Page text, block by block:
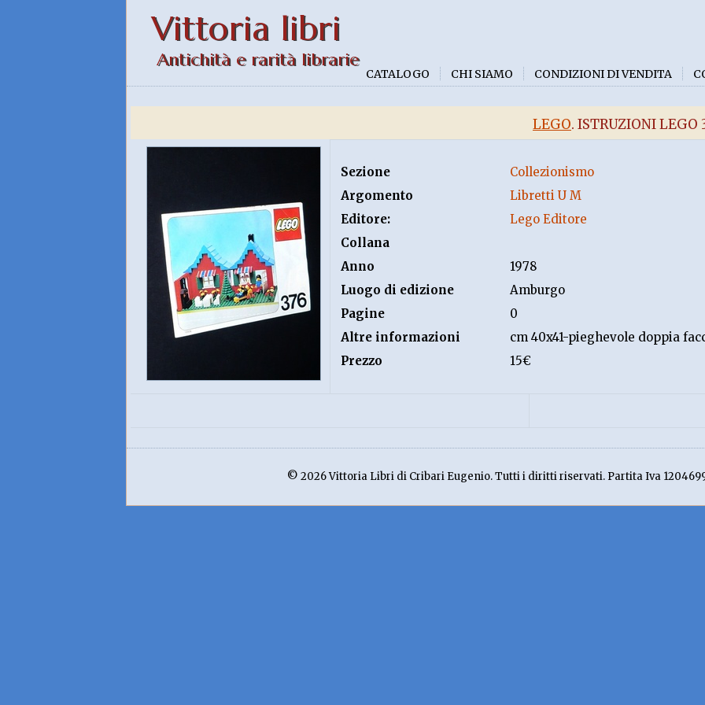
Vittoria libri
Antichità e rarità librarie
CATALOGO CHI SIAMO CONDIZIONI DI VENDITA
LEGO. ISTRUZIONI LEGO
Sezione
Collezionismo
Argomento
Libretti U M
Editore:
Lego Editore
Collana
Anno
1978
Luogo di edizione
Amburgo
Pagine
0
Altre informazioni
cm 40x41-pieghevole doppia
Prezzo
15€
© 2026 Vittoria Libri di Cribari Eugenio. Tutti i diritti riservati. Partita Iva